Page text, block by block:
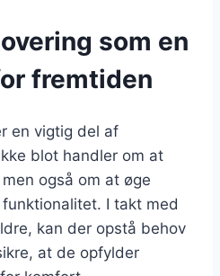
som en
fremtiden
en vigtig del af
blot handler om at
også om at øge
I takt med
kan der opstå behov
at de opfylder